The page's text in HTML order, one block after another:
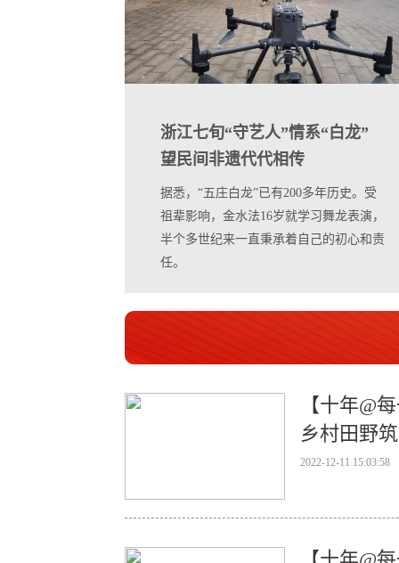
浙江七旬“守艺人”情系“白龙”
望民间非遗代代相传
据悉，“五庄白龙”已有200多年历史。受
祖辈影响，金水法16岁就学习舞龙表演，
半个多世纪来一直秉承着自己的初心和责
任。
【十年@
乡村田野
2022-12-11 15:03:58